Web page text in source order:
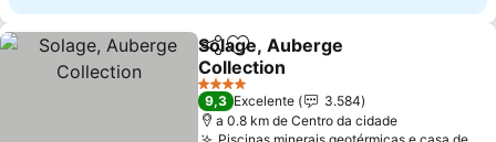
PartilharAdicionar aos favoritos
Solage, Auberge
Collection
4 Estrelas
9,3 Excelente
3.584
a 0.8 km de Centro da cidade